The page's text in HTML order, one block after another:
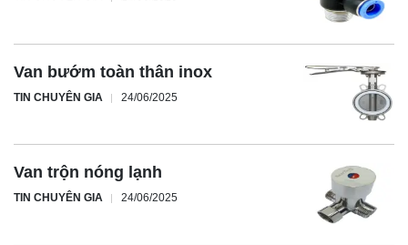
Van bướm toàn thân inox
TIN CHUYÊN GIA 24/06/2025
Van trộn nóng lạnh
TIN CHUYÊN GIA 24/06/2025